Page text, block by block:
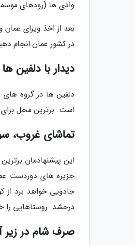
وادی ها (رودهای
در کشور عمان انجام
دیدار با دلفین ها
دلفین ها در گروه
است. برترین محل
تماشای غروب،
این پیشنهادمان
جزیره های دوردست
جادویی خواهد برد از
درخشد. روستاهایی را
صرف شام در زیر